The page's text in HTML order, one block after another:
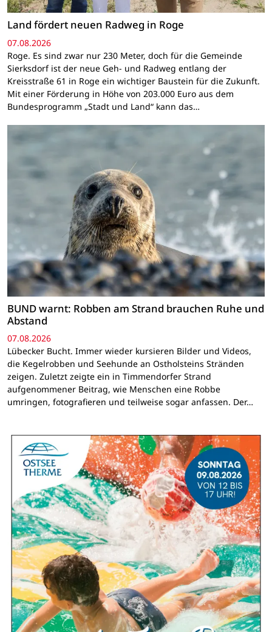
Land fördert neuen Radweg in Roge
07.08.2026
Roge. Es sind zwar nur 230 Meter, doch für die Gemeinde
Sierksdorf ist der neue Geh- und Radweg entlang der
Kreisstraße 61 in Roge ein wichtiger Baustein für die Zukunft.
Mit einer Förderung in Höhe von 203.000 Euro aus dem
Bundesprogramm „Stadt und Land“ kann das…
BUND warnt: Robben am Strand brauchen Ruhe und
Abstand
07.08.2026
Lübecker Bucht. Immer wieder kursieren Bilder und Videos,
die Kegelrobben und Seehunde an Ostholsteins Stränden
zeigen. Zuletzt zeigte ein in Timmendorfer Strand
aufgenommener Beitrag, wie Menschen eine Robbe
umringen, fotografieren und teilweise sogar anfassen. Der…